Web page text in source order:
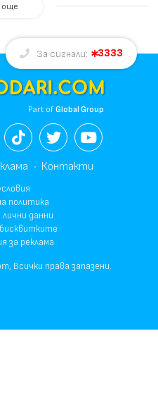
още
За сигнали: 3333
Part ofGlobal Group
Контакти
политика
данни
за реклама
Всички права запазени.